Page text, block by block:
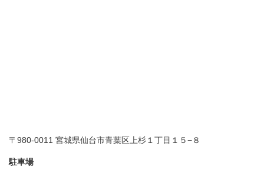
〒980-0011 宮城県仙台市青葉区上杉１丁目１５−８
駐車場